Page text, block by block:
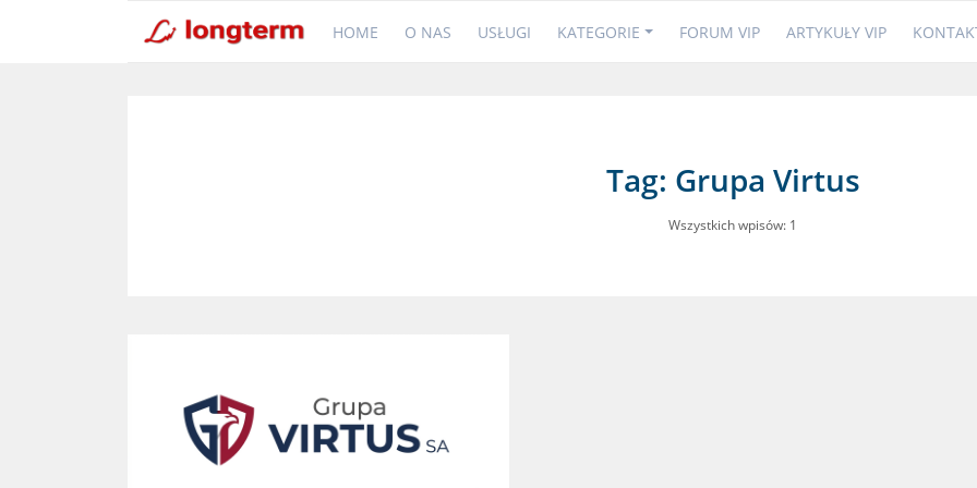
HOME O NAS USŁUGI KATEGORIE FORUM VIP ARTYKUŁY VIP
Tag: Grupa Virtus
Wszystkich wpisów: 1